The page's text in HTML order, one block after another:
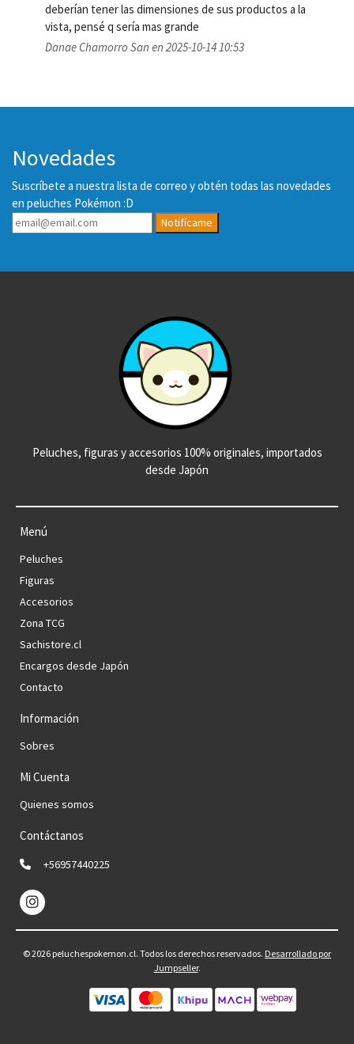
deberían tener las dimensiones de sus productos a la
Danae Chamorro San en 2025-10-14 10:53
Novedades
Suscríbete a nuestra lista de correo y obtén todas las novedades
en peluches Pokémon :D
Notifícame
Peluches, figuras y accesorios 100% originales, importados
desde Japón
Menú
Peluches
Figuras
Accesorios
Zona TCG
Sachistore.cl
Encargos desde Japón
Contacto
Información
Sobres
Mi Cuenta
Quienes somos
Contáctanos
+56957440225
© 2026 peluchespokemon.cl. Todos los derechos reservados. Desarrollado por
Jumpseller.